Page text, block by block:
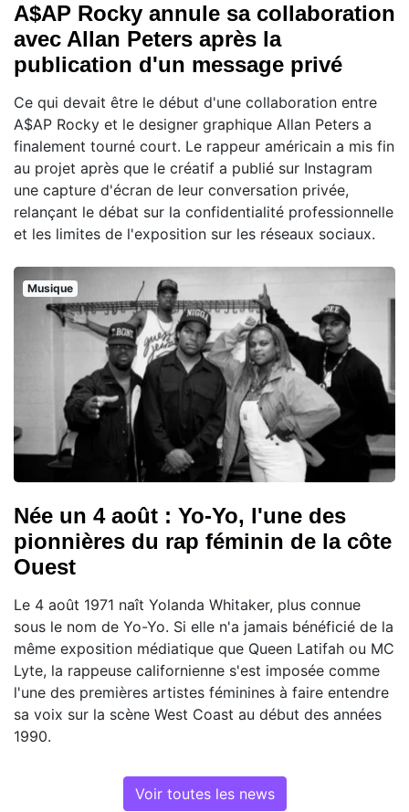
A$AP Rocky annule sa collaboration
avec Allan Peters après la
publication d'un message privé
Ce qui devait être le début d'une collaboration entre
A$AP Rocky et le designer graphique Allan Peters a
finalement tourné court. Le rappeur américain a mis fin
au projet après que le créatif a publié sur Instagram
une capture d'écran de leur conversation privée,
relançant le débat sur la confidentialité professionnelle
et les limites de l'exposition sur les réseaux sociaux.
Musique
Née un 4 août : Yo-Yo, l'une des
pionnières du rap féminin de la côte
Ouest
Le 4 août 1971 naît Yolanda Whitaker, plus connue
sous le nom de Yo-Yo. Si elle n'a jamais bénéficié de la
même exposition médiatique que Queen Latifah ou MC
Lyte, la rappeuse californienne s'est imposée comme
l'une des premières artistes féminines à faire entendre
sa voix sur la scène West Coast au début des années
1990.
Voir toutes les news